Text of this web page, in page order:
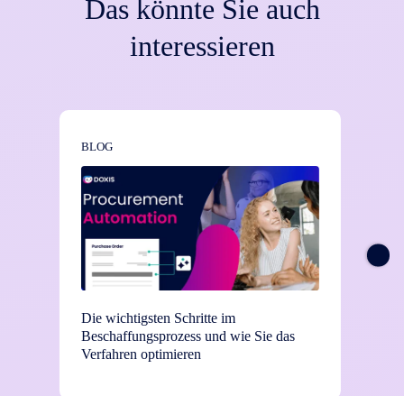
Das könnte Sie auch
interessieren
BLOG
Die wichtigsten Schritte im
Beschaffungsprozess und wie Sie das
Verfahren optimieren